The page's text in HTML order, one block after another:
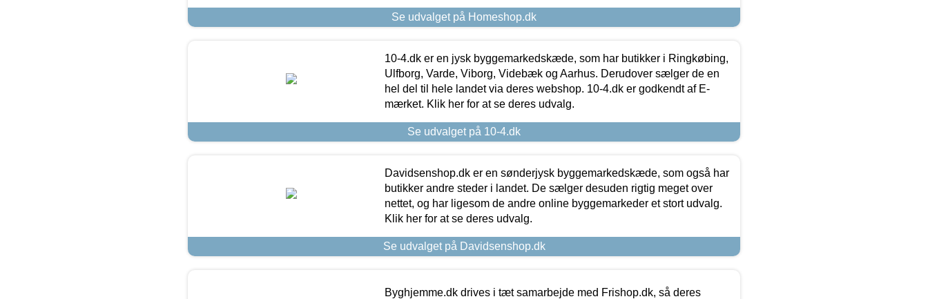
Se udvalget på Homeshop.dk
10-4.dk er en jysk byggemarkedskæde, som har butikker i Ringkøbing,
Ulfborg, Varde, Viborg, Videbæk og Aarhus. Derudover sælger de en
hel del til hele landet via deres webshop. 10-4.dk er godkendt af E-
mærket. Klik her for at se deres udvalg.
Se udvalget på 10-4.dk
Davidsenshop.dk er en sønderjysk byggemarkedskæde, som også har
butikker andre steder i landet. De sælger desuden rigtig meget over
nettet, og har ligesom de andre online byggemarkeder et stort udvalg.
Klik her for at se deres udvalg.
Se udvalget på Davidsenshop.dk
Byghjemme.dk drives i tæt samarbejde med Frishop.dk, så deres